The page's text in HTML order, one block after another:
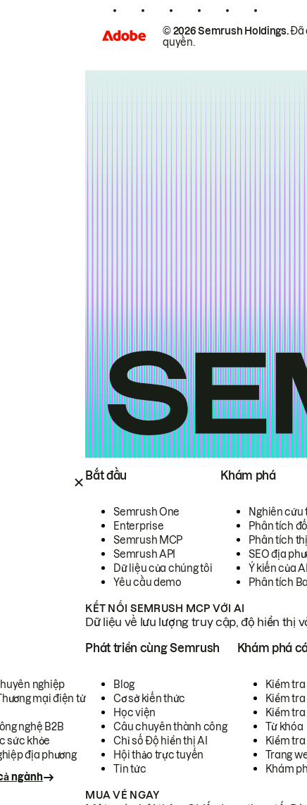
Bắt đầu
Semrush One
Enterprise
Semrush MCP
Semrush API
Dữ liệu của chúng tôi
Yêu cầu demo
Khám phá
Nghiên cứu
Phân tích
Phân tích
SEO địa
Ý kiến của
Phân tích
KẾT NỐI SEMRUSH MCP VỚI AI
Dữ liệu về lưu lượng truy cập, độ hiển thị
nghiệp
mại điện tử
nghệ B2B
sức khỏe
địa phương
ngành
Phát triển cùng Semrush
Blog
Cơ sở kiến thức
Học viện
Câu chuyên thành công
Chỉ số Độ hiển thị AI
Hội thảo trực tuyến
Tin tức
Khám phá
Kiểm
Kiểm tra
Kiểm
Từ khóa
Kiểm
Trang
Khám
MUA VÉ NGAY
© 2026 Semrush Holdings.Đã
quyền.